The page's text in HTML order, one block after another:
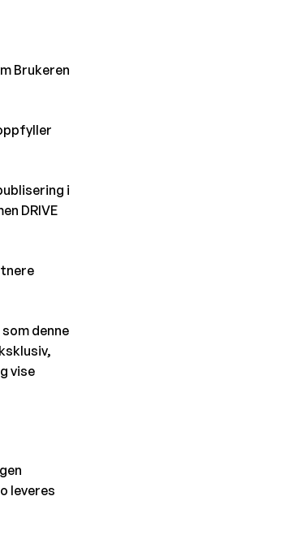
Brukeren
i
DRIVE
denne
vise
leveres